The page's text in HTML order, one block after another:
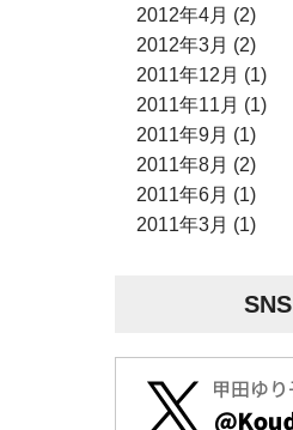
2012年4月 (2)
2012年3月 (2)
2011年12月 (1)
2011年11月 (1)
2011年9月 (1)
2011年8月 (2)
2011年6月 (1)
2011年3月 (1)
SNS